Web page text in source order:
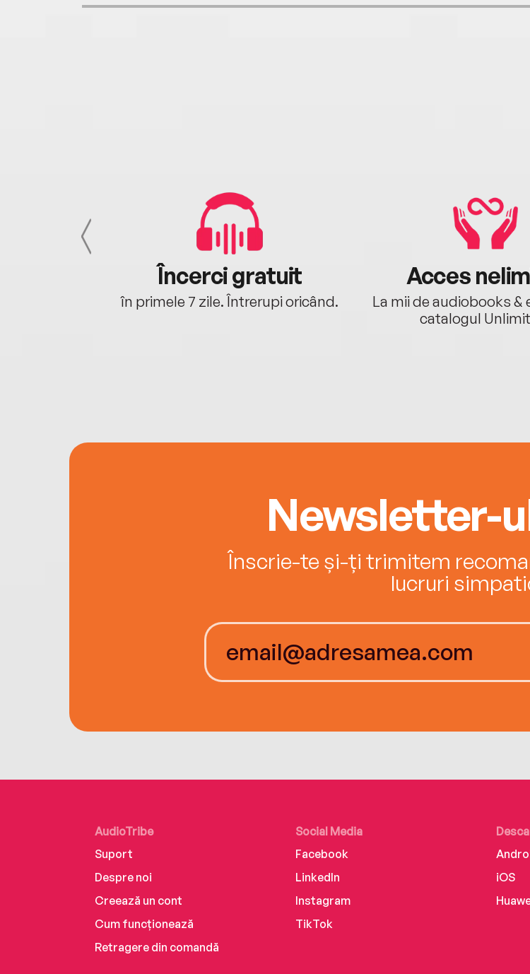
Încerci gratuit
în primele 7 zile. Întrerupi oricând.
Acces
La mii de audiobooks &
catalogul
Newsletter-
Înscrie-te și-ți trimitem
lucruri
AudioTribe
Suport
Despre noi
Creează un cont
Cum funcționează
Retragere din comandă
Social Media
Facebook
LinkedIn
Instagram
TikTok
iOS